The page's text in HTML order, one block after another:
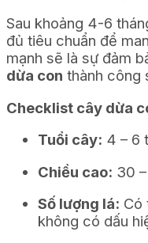
Sau khoảng 4-6
đủ tiêu chuẩn để
mạnh sẽ là sự đảm
dừa con thành công
Checklist cây dừa
Tuổi cây: 4 – 6
Chiều cao: 30
Số lượng lá: Có
không có dấu